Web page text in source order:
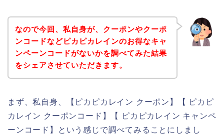
なので今回、私自身が、クーポンやクーポ
ンコードなどピカピカレインのお得なキャ
ンペーンコードがないかを調べてみた結果
をシェアさせていただきます。
まず、私自身、【ピカピカレイン クーポン】【 ピカピ
カレイン クーポンコード】【 ピカピカレイン キャンペ
ーンコード】という感じで調べてみることにしまし